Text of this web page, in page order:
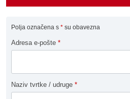
Polja označena s * su obavezna
Adresa e-pošte *
Naziv tvrtke / udruge *